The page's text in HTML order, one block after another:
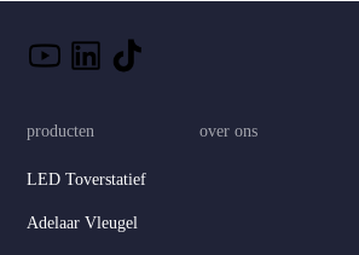
producten
LED Toverstatief
Adelaar Vleugel
over ons